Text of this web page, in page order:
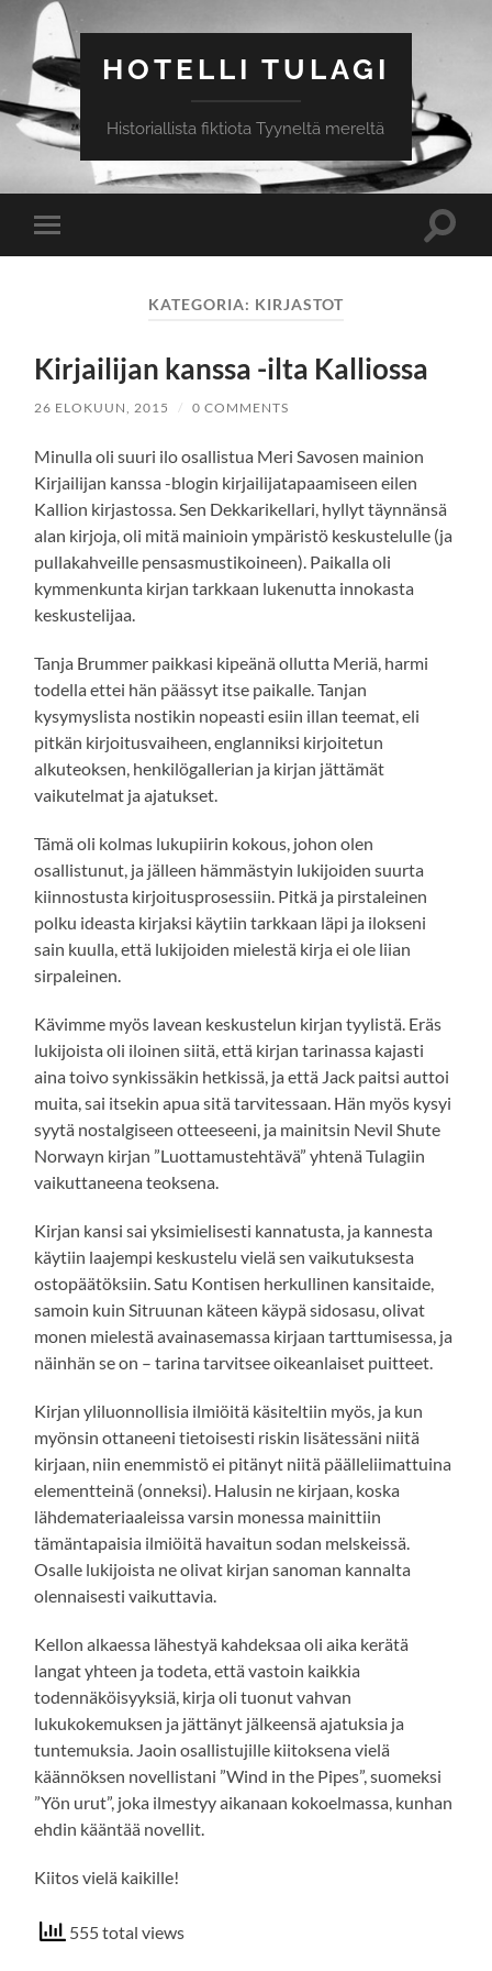
HOTELLI TULAGI
Historiallista fiktiota Tyyneltä mereltä
Toggle
mobile
Toggle
KATEGORIA: KIRJASTOT
Kirjailijan kanssa -ilta Kalliossa
26 ELOKUUN, 2015 / 0 COMMENTS
Minulla oli suuri ilo osallistua Meri Savosen mainion
Kirjailijan kanssa -blogin kirjailijatapaamiseen eilen
Kallion kirjastossa. Sen Dekkarikellari, hyllyt täynnänsä
alan kirjoja, oli mitä mainioin ympäristö keskustelulle (ja
pullakahveille pensasmustikoineen). Paikalla oli
kymmenkunta kirjan tarkkaan lukenutta innokasta
keskustelijaa.
Tanja Brummer paikkasi kipeänä ollutta Meriä, harmi
todella ettei hän päässyt itse paikalle. Tanjan
kysymyslista nostikin nopeasti esiin illan teemat, eli
pitkän kirjoitusvaiheen, englanniksi kirjoitetun
alkuteoksen, henkilögallerian ja kirjan jättämät
vaikutelmat ja ajatukset.
Tämä oli kolmas lukupiirin kokous, johon olen
osallistunut, ja jälleen hämmästyin lukijoiden suurta
kiinnostusta kirjoitusprosessiin. Pitkä ja pirstaleinen
polku ideasta kirjaksi käytiin tarkkaan läpi ja ilokseni
sain kuulla, että lukijoiden mielestä kirja ei ole liian
sirpaleinen.
Kävimme myös lavean keskustelun kirjan tyylistä. Eräs
lukijoista oli iloinen siitä, että kirjan tarinassa kajasti
aina toivo synkissäkin hetkissä, ja että Jack paitsi auttoi
muita, sai itsekin apua sitä tarvitessaan. Hän myös kysyi
syytä nostalgiseen otteeseeni, ja mainitsin Nevil Shute
Norwayn kirjan ”Luottamustehtävä” yhtenä Tulagiin
vaikuttaneena teoksena.
Kirjan kansi sai yksimielisesti kannatusta, ja kannesta
käytiin laajempi keskustelu vielä sen vaikutuksesta
ostopäätöksiin. Satu Kontisen herkullinen kansitaide,
samoin kuin Sitruunan käteen käypä sidosasu, olivat
monen mielestä avainasemassa kirjaan tarttumisessa, ja
näinhän se on – tarina tarvitsee oikeanlaiset puitteet.
Kirjan yliluonnollisia ilmiöitä käsiteltiin myös, ja kun
myönsin ottaneeni tietoisesti riskin lisätessäni niitä
kirjaan, niin enemmistö ei pitänyt niitä päälleliimattuina
elementteinä (onneksi). Halusin ne kirjaan, koska
lähdemateriaaleissa varsin monessa mainittiin
tämäntapaisia ilmiöitä havaitun sodan melskeissä.
Osalle lukijoista ne olivat kirjan sanoman kannalta
olennaisesti vaikuttavia.
Kellon alkaessa lähestyä kahdeksaa oli aika kerätä
langat yhteen ja todeta, että vastoin kaikkia
todennäköisyyksiä, kirja oli tuonut vahvan
lukukokemuksen ja jättänyt jälkeensä ajatuksia ja
tuntemuksia. Jaoin osallistujille kiitoksena vielä
käännöksen novellistani ”Wind in the Pipes”, suomeksi
”Yön urut”, joka ilmestyy aikanaan kokoelmassa, kunhan
ehdin kääntää novellit.
Kiitos vielä kaikille!
555 total views